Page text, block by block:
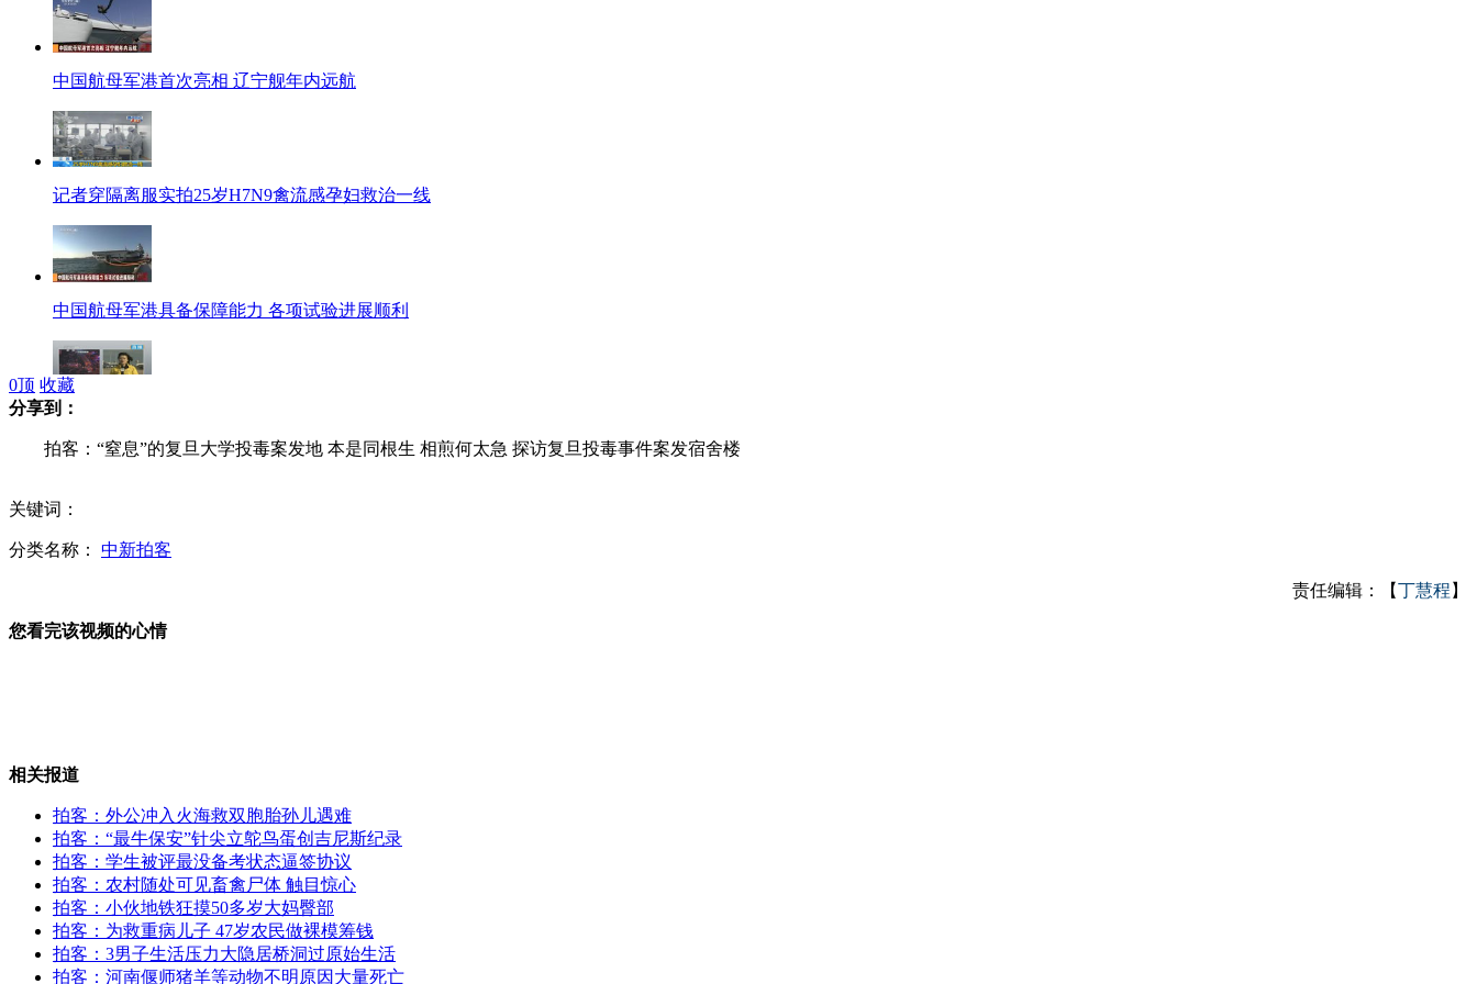
中国航母军港首次亮相 辽宁舰年内远航
记者穿隔离服实拍25岁H7N9禽流感孕妇救治一线
中国航母军港具备保障能力 各项试验进展顺利
人感染H7N9死亡率达20%以上？卫生部：暂不可算
张家港高校男生悲观厌世刺伤他人解压
复旦校友募捐 留言天堂不再有毒药
0顶 收藏
分享到：
拍客：“窒息”的复旦大学投毒案发地 本是同根生 相煎何太急 探访复旦投毒事件案发宿舍楼
关键词：
分类名称： 中新拍客
责任编辑：【丁慧程 】
您看完该视频的心情
相关报道
拍客：外公冲入火海救双胞胎孙儿遇难
拍客：“最牛保安”针尖立鸵鸟蛋创吉尼斯纪录
拍客：学生被评最没备考状态逼签协议
拍客：农村随处可见畜禽尸体 触目惊心
拍客：小伙地铁狂摸50多岁大妈臀部
拍客：为救重病儿子 47岁农民做裸模筹钱
拍客：3男子生活压力大隐居桥洞过原始生活
拍客：河南偃师猪羊等动物不明原因大量死亡